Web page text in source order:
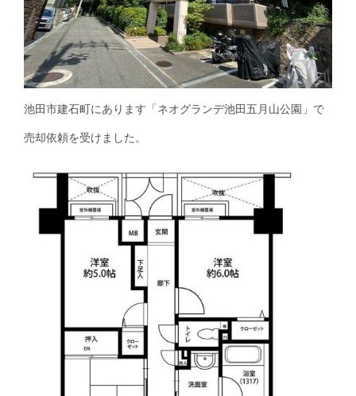
池田市建石町にあります「ネオグランデ池田五月山公園」で
売却依頼を受けました。